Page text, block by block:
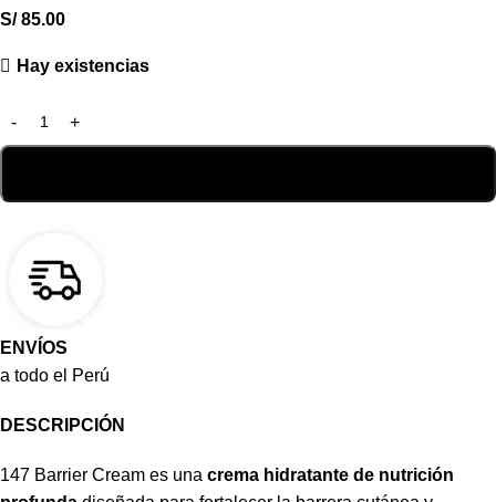
S/85.00
Hay existencias
ENVÍOS
a todo el Perú
DESCRIPCIÓN
147 Barrier Cream es una crema hidratante de nutrición